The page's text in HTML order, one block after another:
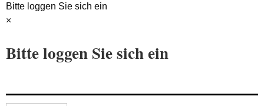
Bitte loggen Sie sich ein
×
Bitte loggen Sie sich ein